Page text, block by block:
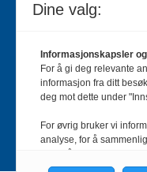
Jakt & Fiske er
jakt- og
Bladet er en
Jeger- og
Dine valg:
Informasjonskapsler
For å gi deg relevante
informasjon fra ditt
deg mot dette under
For øvrig bruker vi
analyse, for å
personvernerklæring.